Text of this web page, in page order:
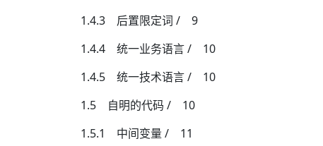
1.4.3 后置限定词 / 9
1.4.4 统一业务语言 / 10
1.4.5 统一技术语言 / 10
1.5 自明的代码 / 10
1.5.1 中间变量 / 11